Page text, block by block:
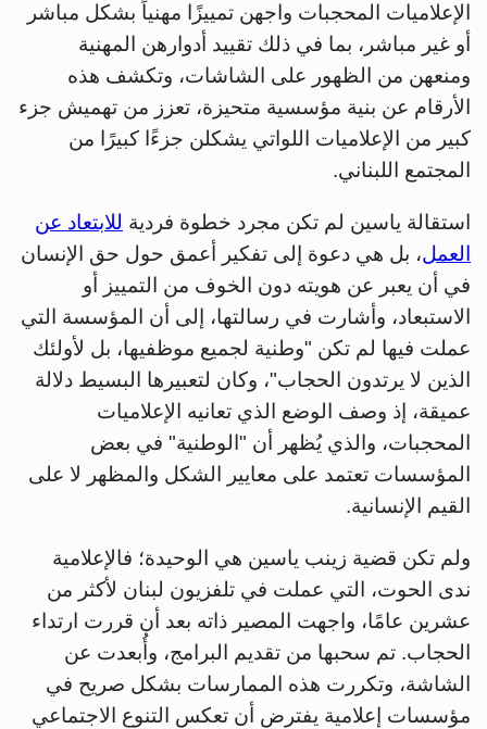
الإعلاميات المحجبات واجهن تمييزًا مهنياً بشكل مباشر
أو غير مباشر، بما في ذلك تقييد أدوارهن المهنية
ومنعهن من الظهور على الشاشات، وتكشف هذه
الأرقام عن بنية مؤسسية متحيزة، تعزز من تهميش جزء
كبير من الإعلاميات اللواتي يشكلن جزءًا كبيرًا من
المجتمع اللبناني.
استقالة ياسين لم تكن مجرد خطوة فردية للابتعاد عن
العمل، بل هي دعوة إلى تفكير أعمق حول حق الإنسان
في أن يعبر عن هويته دون الخوف من التمييز أو
الاستبعاد، وأشارت في رسالتها، إلى أن المؤسسة التي
عملت فيها لم تكن "وطنية لجميع موظفيها، بل لأولئك
الذين لا يرتدون الحجاب"، وكان لتعبيرها البسيط دلالة
عميقة، إذ وصف الوضع الذي تعانيه الإعلاميات
المحجبات، والذي يُظهر أن "الوطنية" في بعض
المؤسسات تعتمد على معايير الشكل والمظهر لا على
القيم الإنسانية.
ولم تكن قضية زينب ياسين هي الوحيدة؛ فالإعلامية
ندى الحوت، التي عملت في تلفزيون لبنان لأكثر من
عشرين عامًا، واجهت المصير ذاته بعد أن قررت ارتداء
الحجاب. تم سحبها من تقديم البرامج، وأُبعدت عن
الشاشة، وتكررت هذه الممارسات بشكل صريح في
مؤسسات إعلامية يفترض أن تعكس التنوع الاجتماعي